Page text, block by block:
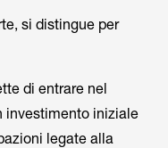
si distingue per
di entrare nel
investimento iniziale
legate alla